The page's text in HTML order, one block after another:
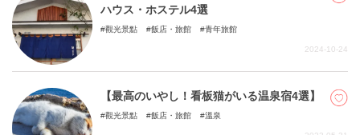
繁體中文
ハウス・ホステル4選
觀光景點 飯店・旅館 青年旅館
2024-10-24
【最高のいやし！看板猫がいる温泉宿4選】
觀光景點 飯店・旅館 溫泉